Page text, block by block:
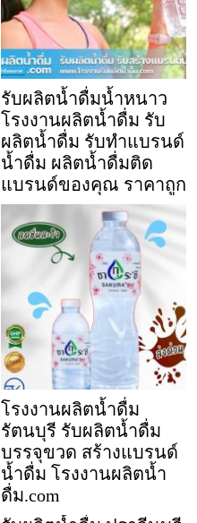
รับผลิตน้ำดื่มน้ำหนาว
โรงงานผลิตน้ำดื่ม รับ
ผลิตน้ำดื่ม รับทำแบรนด์
น้ำดื่ม ผลิตน้ำดื่มติด
แบรนด์ของคุณ ราคาถูก
โรงงานผลิตน้ำดื่ม
รัตนบุรี รับผลิตน้ำดื่ม
บรรจุขวด สร้างแบรนด์
น้ำดื่ม โรงงานผลิตน้ำ
ดื่ม.com